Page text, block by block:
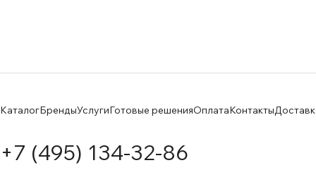
КаталогБрендыУслугиГотовые решенияОплатаКонтакты
+7 (495) 134-32-86